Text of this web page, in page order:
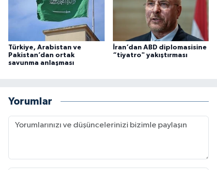
Türkiye, Arabistan ve
Pakistan’dan ortak
savunma anlaşması
İran’dan ABD diplomasisine
“tiyatro" yakıştırması
Yorumlar